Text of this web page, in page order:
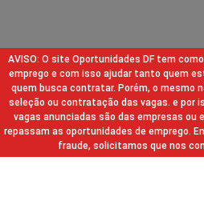
AVISO: O site Oportunidades DF tem
emprego e com isso ajudar tanto quem
quem busca contratar. Porém, o mesmo
seleção ou contratação das vagas. e por
vagas anunciadas são das empresas ou
repassam as oportunidades de emprego.
fraude, solicitamos que nos